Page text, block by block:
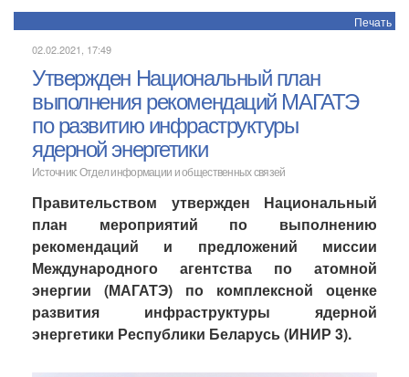
Печать
02.02.2021, 17:49
Утвержден Национальный план
выполнения рекомендаций МАГАТЭ
по развитию инфраструктуры
ядерной энергетики
Источник: Отдел информации и общественных связей
Правительством утвержден Национальный
план мероприятий по выполнению
рекомендаций и предложений миссии
Международного агентства по атомной
энергии (МАГАТЭ) по комплексной оценке
развития инфраструктуры ядерной
энергетики Республики Беларусь (ИНИР 3).